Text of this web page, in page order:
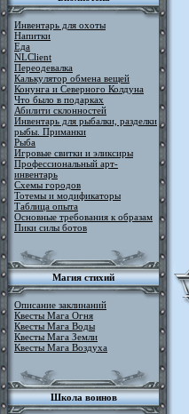
Инвентарь для охоты
Напитки
Еда
NLClient
Переодевалка
Калькулятор обмена вещей
Конунга и Северного Колдуна
Что было в подарках
Абилити склонностей
Инвентарь для рыбалки, разделки
рыбы. Приманки
Рыба
Игровые свитки и эликсиры
Профессиональный арт-
инвентарь
Схемы городов
Тотемы и модификаторы
Таблица опыта
Основные требования к образам
Пики силы ботов
Магия стихий
Описание заклинаний
Квесты Мага Огня
Квесты Мага Воды
Квесты Мага Земли
Квесты Мага Воздуха
Школа воинов